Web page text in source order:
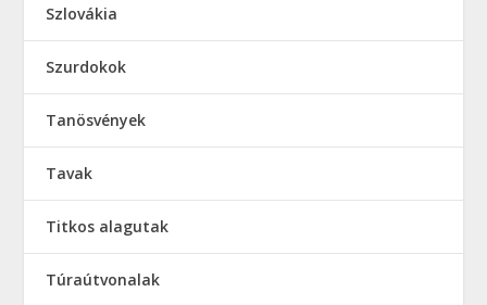
Szlovákia
Szurdokok
Tanösvények
Tavak
Titkos alagutak
Túraútvonalak